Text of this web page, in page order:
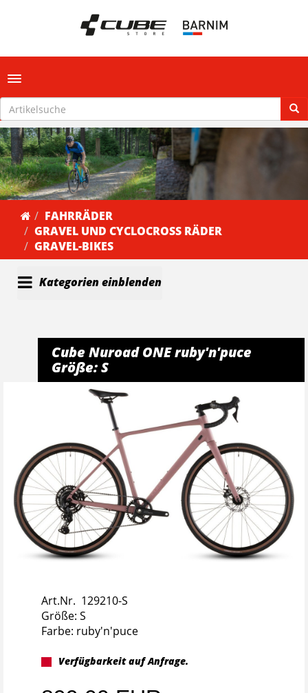
Toggle navigation
FAHRRÄDER
GRAVEL UND CYCLOCROSS RÄDER
GRAVEL-BIKES
Kategorien einblenden
Cube Nuroad ONE ruby'n'puce
Größe: S
Art.Nr. 129210-S
Größe: S
Farbe: ruby'n'puce
Verfügbarkeit auf Anfrage.